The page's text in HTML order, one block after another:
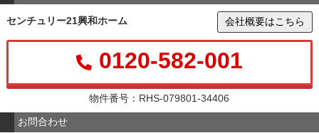
センチュリー21興和ホーム 会社概要はこちら
0120-582-001
物件番号：RHS-079801-34406
お問合わせ